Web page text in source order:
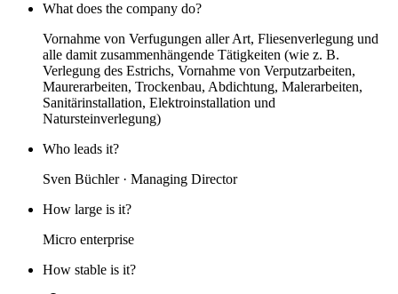
What does the company do?
Vornahme von Verfugungen aller Art, Fliesenverlegung und
alle damit zusammenhängende Tätigkeiten (wie z. B.
Verlegung des Estrichs, Vornahme von Verputzarbeiten,
Maurerarbeiten, Trockenbau, Abdichtung, Malerarbeiten,
Sanitärinstallation, Elektroinstallation und
Natursteinverlegung)
Who leads it?
Sven Büchler · Managing Director
How large is it?
Micro enterprise
How stable is it?